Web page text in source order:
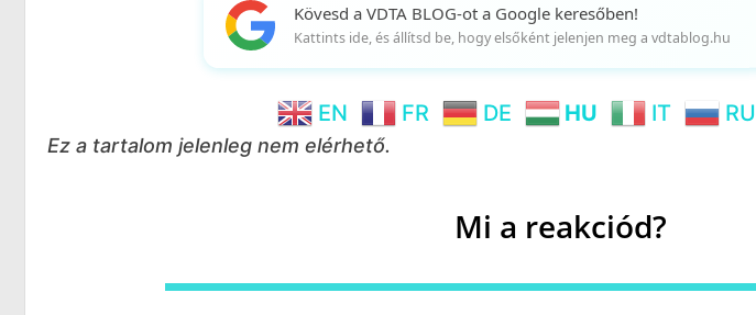
Kövesd a VDTA BLOG-ot a Google keresőben!
Kattints ide, és állítsd be, hogy elsőként jelenjen meg a vdtablog.hu
EN FR DE HU IT RU
Ez a tartalom jelenleg nem elérhető.
Mi a reakciód?